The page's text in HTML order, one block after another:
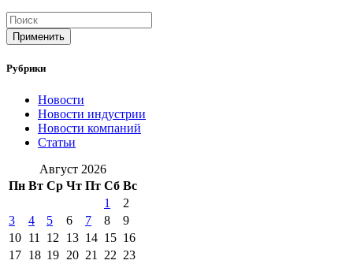
Применить
Рубрики
Новости
Новости индустрии
Новости компаний
Статьи
Август 2026
Пн Вт Ср Чт Пт Сб Вс
1
2
3
4 5 6 7 8
9
10 11 12 13 14 15 16
17 18 19 20 21 22 23